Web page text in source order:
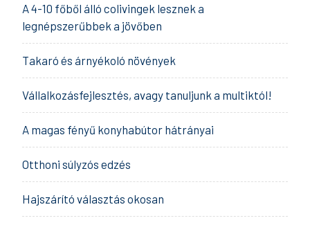
A 4-10 főből álló colivingek lesznek a
legnépszerűbbek a jövőben
Takaró és árnyékoló növények
Vállalkozásfejlesztés, avagy tanuljunk a multiktól!
A magas fényű konyhabútor hátrányai
Otthoni súlyzós edzés
Hajszárító választás okosan